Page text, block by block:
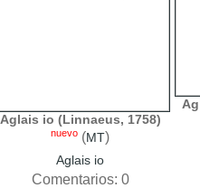
Aglais io (Linnaeus, 1758)
nuevo (MT)
Aglais io
Comentarios: 0